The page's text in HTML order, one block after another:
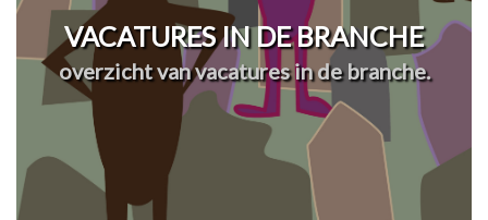
VACATURES IN DE BRANCHE
overzicht van vacatures in de branche.